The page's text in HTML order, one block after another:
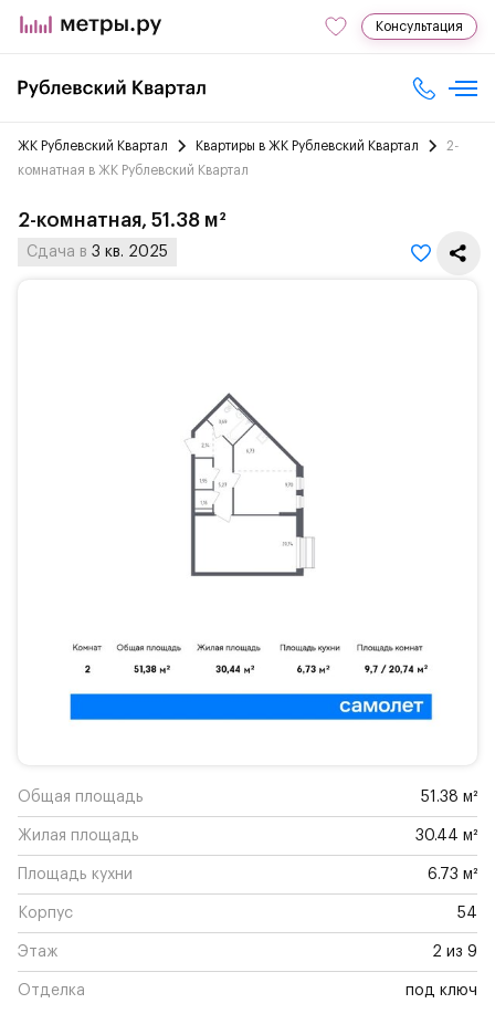
Консультация
ЖК Рублевский Квартал Квартиры в ЖК Рублевский Квартал
2-
комнатная в ЖК Рублевский Квартал
2-комнатная, 51.38 м²
Сдача в 3 кв. 2025
Общая площадь 51.38 м²
Жилая площадь 30.44 м²
Площадь кухни 6.73 м²
Корпус 54
Этаж 2 из 9
Отделка под ключ